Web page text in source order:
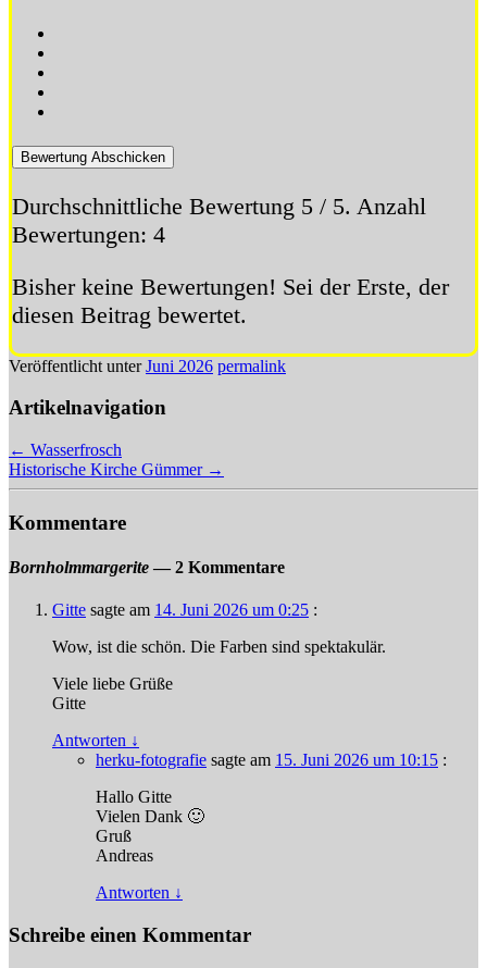
Bewertung Abschicken
Durchschnittliche Bewertung 5 / 5. Anzahl
Bewertungen: 4
Bisher keine Bewertungen! Sei der Erste, der
diesen Beitrag bewertet.
Veröffentlicht unter Juni 2026 permalink
Artikelnavigation
← Wasserfrosch
Historische Kirche Gümmer →
Kommentare
Bornholmmargerite— 2 Kommentare
Gitte sagte am 14. Juni 2026 um 0:25 :
Wow, ist die schön. Die Farben sind spektakulär.
Viele liebe Grüße
Gitte
Antworten ↓
herku-fotografie sagte am 15. Juni 2026 um 10:15 :
Hallo Gitte
Vielen Dank 🙂
Gruß
Andreas
Antworten ↓
Schreibe einen Kommentar